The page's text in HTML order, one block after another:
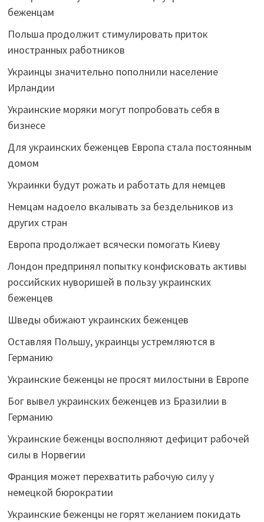
беженцам
Польша продолжит стимулировать приток
иностранных работников
Украинцы значительно пополнили население
Ирландии
Украинские моряки могут попробовать себя в
бизнесе
Для украинских беженцев Европа стала постоянным
домом
Украинки будут рожать и работать для немцев
Немцам надоело вкалывать за бездельников из
других стран
Европа продолжает всячески помогать Киеву
Лондон предпринял попытку конфисковать активы
российских нуворишей в пользу украинских
беженцев
Шведы обижают украинских беженцев
Оставляя Польшу, украинцы устремляются в
Германию
Украинские беженцы не просят милостыни в Европе
Бог вывел украинских беженцев из Бразилии в
Германию
Украинские беженцы восполняют дефицит рабочей
силы в Норвегии
Франция может перехватить рабочую силу у
немецкой бюрократии
Украинские беженцы не горят желанием покидать